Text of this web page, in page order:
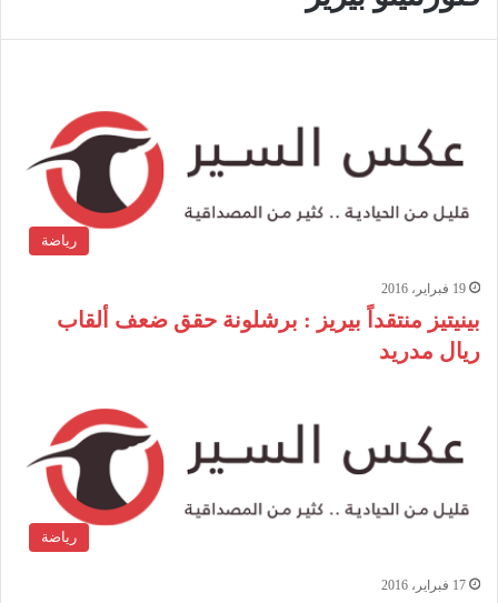
رياضة
19 فبراير، 2016
بينيتيز منتقداً بيريز : برشلونة حقق ضعف ألقاب
ريال مدريد
رياضة
17 فبراير، 2016